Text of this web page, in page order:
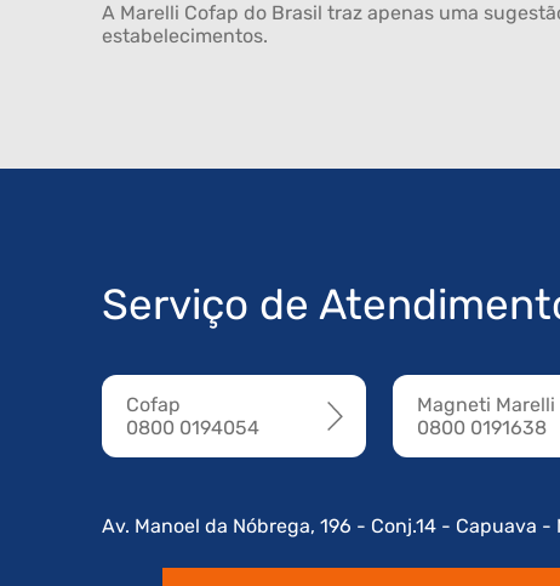
A Marelli Cofap do Brasil traz apenas uma
estabelecimentos.
Serviço de
Cofap
0800 0194054
Magneti Marelli
0800 0191638
Av. Manoel da Nóbrega, 196 - Conj.14 - Capuava -